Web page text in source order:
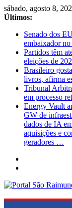
Pular
para
conteúdo
sábado, agosto 8,
Últimos:
Senado dos
embaixador
Partidos têm
eleições de
Brasileiro
livros, afirma
Tribunal
em processo
Energy Vault
GW de
dados de IA
aquisições e
geradores …